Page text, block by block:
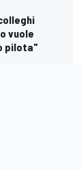
vuole
pilota"